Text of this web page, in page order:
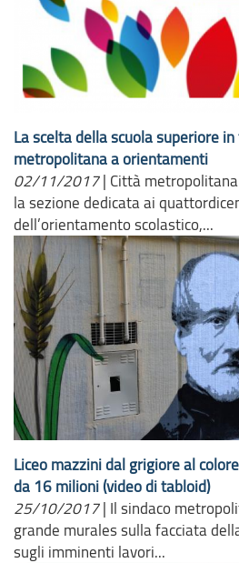
La scelta della scuola superiore
metropolitana a orientamenti
02/11/2017 | Città
la sezione dedicata ai
dell’orientamento scolastico,...
Liceo mazzini dal grigiore al
da 16 milioni (video di tabloid)
25/10/2017 | Il sindaco
grande murales sulla facciata
sugli imminenti lavori...